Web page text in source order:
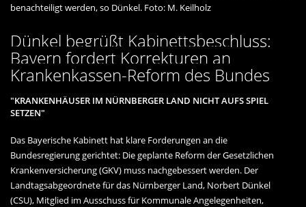
benachteiligt werden, so Dünkel. Foto: M. Keilholz
Dünkel begrüßt Kabinettsbeschluss:
Bayern fordert Korrekturen an
Krankenkassen-Reform des Bundes
"KRANKENHÄUSER IM NÜRNBERGER LAND NICHT AUFS SPIEL
SETZEN"
Das Bayerische Kabinett hat klare Forderungen an die
Bundesregierung gerichtet: Die geplante Reform der Gesetzlichen
Krankenversicherung (GKV) muss nachgebessert werden. Der
Landtagsabgeordnete für das Nürnberger Land, Norbert Dünkel
(CSU), Mitglied im Ausschuss für Kommunale Angelegenheiten,